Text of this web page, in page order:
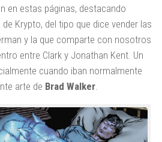
en estas páginas, destacando
Krypto, del tipo que dice vender las
y la que comparte con nosotros
entre Clark y Jonathan Kent. Un
cuando iban normalmente
arte de Brad Walker.